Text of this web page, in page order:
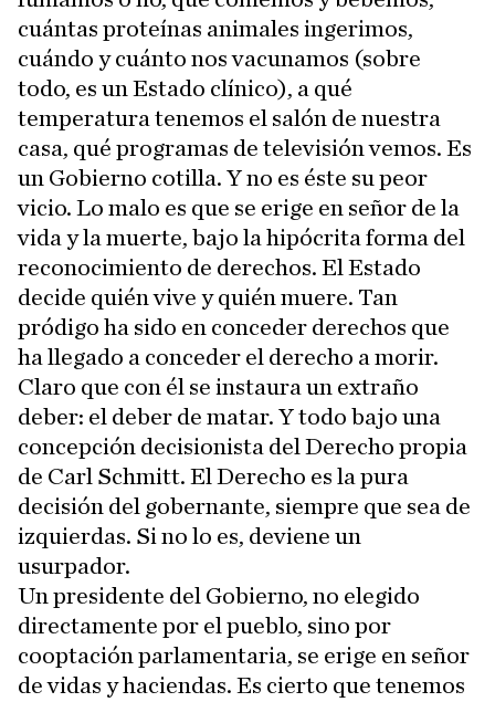
cuántas proteínas animales ingerimos,
cuándo y cuánto nos vacunamos (sobre
todo, es un Estado clínico), a qué
temperatura tenemos el salón de nuestra
casa, qué programas de televisión vemos. Es
un Gobierno cotilla. Y no es éste su peor
vicio. Lo malo es que se erige en señor de la
vida y la muerte, bajo la hipócrita forma del
reconocimiento de derechos. El Estado
decide quién vive y quién muere. Tan
pródigo ha sido en conceder derechos que
ha llegado a conceder el derecho a morir.
Claro que con él se instaura un extraño
deber: el deber de matar. Y todo bajo una
concepción decisionista del Derecho propia
de Carl Schmitt. El Derecho es la pura
decisión del gobernante, siempre que sea de
izquierdas. Si no lo es, deviene un
usurpador.
Un presidente del Gobierno, no elegido
directamente por el pueblo, sino por
cooptación parlamentaria, se erige en señor
de vidas y haciendas. Es cierto que tenemos